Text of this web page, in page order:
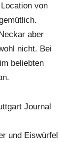
von
aber
nicht. Bei
beliebten
Journal
und Eiswürfel